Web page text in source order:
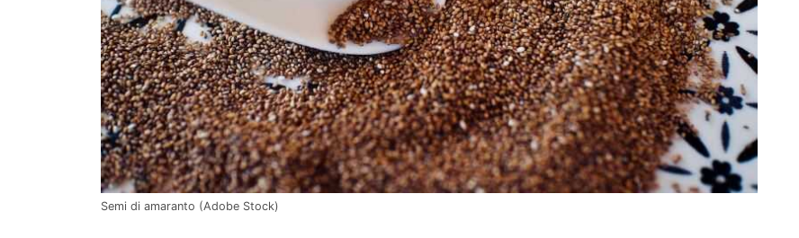
Semi di amaranto (Adobe Stock)